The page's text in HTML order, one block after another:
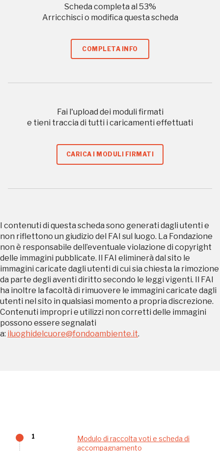
Scheda completa al 53%
Arricchisci o modifica questa scheda
COMPLETA INFO
Fai l'upload dei moduli firmati
e tieni traccia di tutti i caricamenti effettuati
CARICA I MODULI FIRMATI
I contenuti di questa scheda sono generati dagli utenti e
non riflettono un giudizio del FAI sul luogo. La Fondazione
non è responsabile dell’eventuale violazione di copyright
delle immagini pubblicate. Il FAI eliminerà dal sito le
immagini caricate dagli utenti di cui sia chiesta la rimozione
da parte degli aventi diritto secondo le leggi vigenti. Il FAI
ha inoltre la facoltà di rimuovere le immagini caricate dagli
utenti nel sito in qualsiasi momento a propria discrezione.
Contenuti impropri e utilizzi non corretti delle immagini
possono essere segnalati
a: iluoghidelcuore@fondoambiente.it.
1
Modulo di raccolta voti e scheda di
accompagnamento
Accedi alle informazioni per te più interessanti,
a quelle inerenti i luoghi più vicini e gli eventi
REGISTRATI
Regalati 365 giorni di arte e cultura nell'Italia
ISCRIVITI AL FAI
Scopri tutte le opportunità riservate agli iscritti
Ingresso gratuito
nei Beni FAI tutto l'anno
Gratis
Museo
Sansevero
Napoli
Palazzo Strozzi
Firenze
Tutto questo non